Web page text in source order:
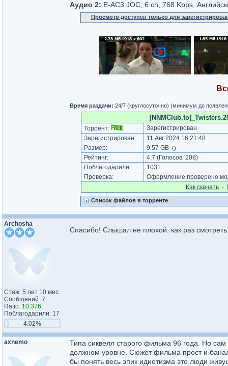
Аудио 2: E-AC3 JOC, 6 ch, 768 Kbps,
Просмотр доступен только для
Время раздачи: 24/7 (круглосуточно) (минимум до
Торрент:
Зарегистрирован
Зарегистрирован:
11 Авг 2024 16:21:48
Размер:
9.57 GB ()
Рейтинг: 4.7 (Голосов: 208)
Поблагодарили:
1031
Проверка:
Оформление проверено
Как cкачать·
Список файлов в торренте
Archosha
Стаж: 5 лет 10 мес.
Сообщений: 7
Ratio: 10.376
Поблагодарили: 17
4.02%
Спасибо! Слышал не плохой. как раз
axnemo
Типа сиквелл старого фильма 96 года. Но
должном уровне. Сюжет фильма прост и
бы понять весь эпик идиотизма это люди